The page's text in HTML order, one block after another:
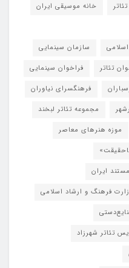
خانه موسیقی ایران
سازمان سینمایی
تئاتر
فراخوان سینمایی
فرهنگسرای نیاوران
مجموعه تئاتر لبخند
موزه هنرهای معاصر
ایران
فرهنگ و ارشاد اسلامی
تئاتر شهرزاد